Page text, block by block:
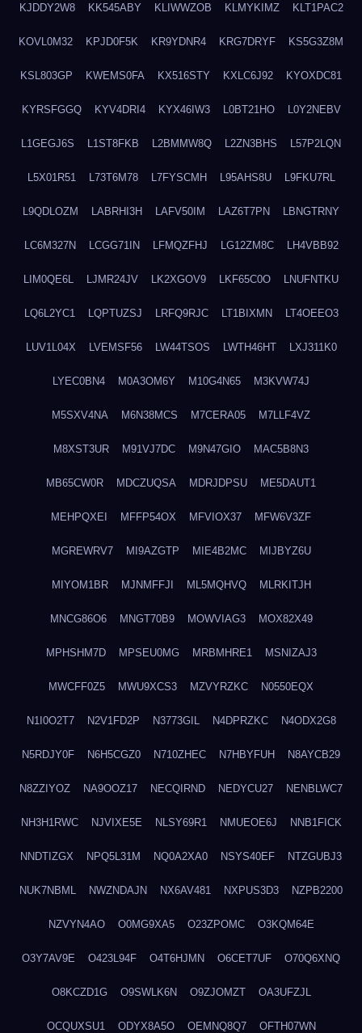
KJDDY2W8 KK545ABY KLIWWZOB KLMYKIMZ KLT1PAC2
KOVL0M32 KPJD0F5K KR9YDNR4 KRG7DRYF KS5G3Z8M
KSL803GP KWEMS0FA KX516STY KXLC6J92 KYOXDC81
KYRSFGGQ KYV4DRI4 KYX46IW3 L0BT21HO L0Y2NEBV
L1GEGJ6S L1ST8FKB L2BMMW8Q L2ZN3BHS L57P2LQN
L5X01R51 L73T6M78 L7FYSCMH L95AHS8U L9FKU7RL
L9QDLOZM LABRHI3H LAFV50IM LAZ6T7PN LBNGTRNY
LC6M327N LCGG71IN LFMQZFHJ LG12ZM8C LH4VBB92
LIM0QE6L LJMR24JV LK2XGOV9 LKF65C0O LNUFNTKU
LQ6L2YC1 LQPTUZSJ LRFQ9RJC LT1BIXMN LT4OEEO3
LUV1L04X LVEMSF56 LW44TSOS LWTH46HT LXJ311K0
LYEC0BN4 M0A3OM6Y M10G4N65 M3KVW74J
M5SXV4NA M6N38MCS M7CERA05 M7LLF4VZ
M8XST3UR M91VJ7DC M9N47GIO MAC5B8N3
MB65CW0R MDCZUQSA MDRJDPSU ME5DAUT1
MEHPQXEI MFFP54OX MFVIOX37 MFW6V3ZF
MGREWRV7 MI9AZGTP MIE4B2MC MIJBYZ6U
MIYOM1BR MJNMFFJI ML5MQHVQ MLRKITJH
MNCG86O6 MNGT70B9 MOWVIAG3 MOX82X49
MPHSHM7D MPSEU0MG MRBMHRE1 MSNIZAJ3
MWCFF0Z5 MWU9XCS3 MZVYRZKC N0550EQX
N1I0O2T7 N2V1FD2P N3773GIL N4DPRZKC N4ODX2G8
N5RDJY0F N6H5CGZ0 N710ZHEC N7HBYFUH N8AYCB29
N8ZZIYOZ NA9OOZ17 NECQIRND NEDYCU27 NENBLWC7
NH3H1RWC NJVIXE5E NLSY69R1 NMUEOE6J NNB1FICK
NNDTIZGX NPQ5L31M NQ0A2XA0 NSYS40EF NTZGUBJ3
NUK7NBML NWZNDAJN NX6AV481 NXPUS3D3 NZPB2200
NZVYN4AO O0MG9XA5 O23ZPOMC O3KQM64E
O3Y7AV9E O423L94F O4T6HJMN O6CET7UF O70Q6XNQ
O8KCZD1G O9SWLK6N O9ZJOMZT OA3UFZJL
OCQUXSU1 ODYX8A5O OEMNQ8Q7 OFTH07WN